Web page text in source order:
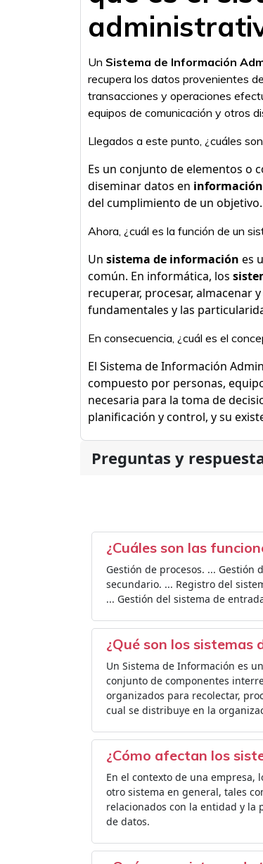
Un Sistema de Información
recupera los datos provenientes
transacciones y operaciones
equipos de comunicación y otros
Llegados a este punto, ¿cuáles
Es un conjunto de elementos o
diseminar datos en información
del cumplimiento de un objetivo.
Ahora, ¿cuál es la función de un
Un sistema de información es
común. En informática, los
recuperar, procesar, almacenar
fundamentales y las
En consecuencia, ¿cuál es el
El Sistema de Información
compuesto por personas,
necesaria para la toma de
planificación y control, y su
Preguntas y
¿Cuáles son las
Gestión de procesos. ...
secundario. ... Registro del
... Gestión del sistema de
¿Qué son los sistemas
Un Sistema de Información es
conjunto de componentes
organizados para recolectar,
cual se distribuye en la
¿Cómo afectan los
En el contexto de una
otro sistema en general, tales
relacionados con la entidad y
de datos.